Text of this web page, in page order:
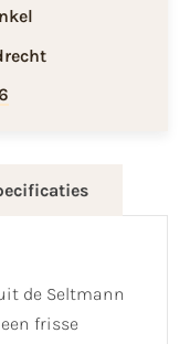
de Seltmann
frisse